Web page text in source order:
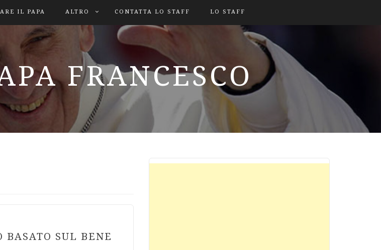
IL PAPA ALTRO CONTATTA LO STAFF LO STAFF
FRANCESCO
BASATO SUL BENE